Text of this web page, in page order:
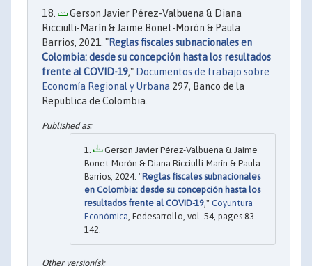
Gerson Javier Pérez-Valbuena & Diana
Ricciulli-Marín & Jaime Bonet-Morón & Paula
Barrios, 2021. "Reglas fiscales subnacionales en
Colombia: desde su concepción hasta los resultados
frente al COVID-19," Documentos de trabajo sobre
Economía Regional y Urbana 297, Banco de la
Republica de Colombia.
Gerson Javier Pérez-Valbuena & Jaime
Bonet-Morón & Diana Ricciulli-Marín & Paula
Barrios, 2024. "Reglas fiscales subnacionales
en Colombia: desde su concepción hasta los
resultados frente al COVID-19," Coyuntura
Económica, Fedesarrollo, vol. 54, pages 83-
142.